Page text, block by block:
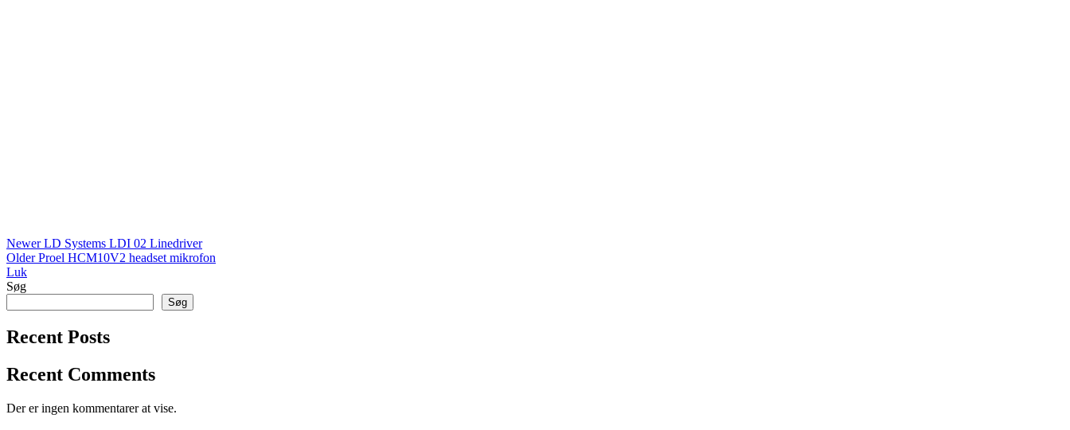
Newer LD Systems LDI 02 Linedriver
Older Proel HCM10V2 headset mikrofon
Luk
Søg
Søg
Recent Posts
Recent Comments
Der er ingen kommentarer at vise.